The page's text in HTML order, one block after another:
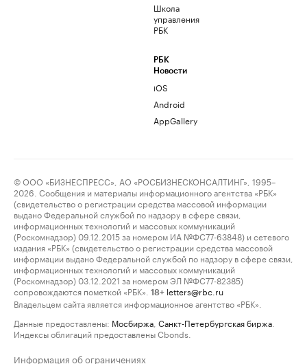
Школа
управления
РБК
РБК
Новости
iOS
Android
AppGallery
© ООО «БИЗНЕСПРЕСС», АО «РОСБИЗНЕСКОНСАЛТИНГ», 1995–
2026. Сообщения и материалы информационного агентства «РБК»
(свидетельство о регистрации средства массовой информации
выдано Федеральной службой по надзору в сфере связи,
информационных технологий и массовых коммуникаций
(Роскомнадзор) 09.12.2015 за номером ИА №ФС77-63848) и сетевого
издания «РБК» (свидетельство о регистрации средства массовой
информации выдано Федеральной службой по надзору в сфере связи,
информационных технологий и массовых коммуникаций
(Роскомнадзор) 03.12.2021 за номером ЭЛ №ФС77-82385)
сопровождаются пометкой «РБК».
18+ letters@rbc.ru
Владельцем сайта является информационное агентство «РБК».
Данные предоставлены: Мосбиржа Санкт-Петербургская биржа
Индексы облигаций предоставлены Cbonds.
Информация об ограничениях